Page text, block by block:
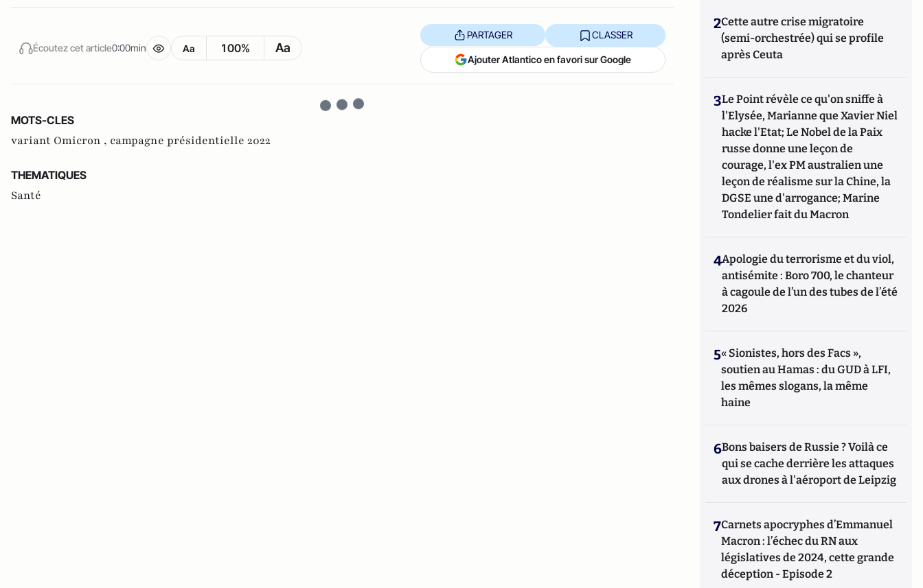
Écoutez cet article0:00min Aa 100% Aa
PARTAGER CLASSER
Ajouter Atlantico en favori sur Google
MOTS-CLES
variant Omicron , campagne présidentielle 2022
THEMATIQUES
Santé
2Cette autre crise migratoire
(semi-orchestrée) qui se profile
après Ceuta
3Le Point révèle ce qu'on sniffe à
l'Elysée, Marianne que Xavier Niel
hacke l'Etat; Le Nobel de la Paix
russe donne une leçon de
courage, l'ex PM australien une
leçon de réalisme sur la Chine, la
DGSE une d'arrogance; Marine
Tondelier fait du Macron
4Apologie du terrorisme et du viol,
antisémite : Boro 700, le chanteur
à cagoule de l’un des tubes de l’été
2026
5« Sionistes, hors des Facs »,
soutien au Hamas : du GUD à LFI,
les mêmes slogans, la même
haine
6Bons baisers de Russie ? Voilà ce
qui se cache derrière les attaques
aux drones à l'aéroport de Leipzig
7Carnets apocryphes d’Emmanuel
Macron : l’échec du RN aux
législatives de 2024, cette grande
déception - Episode 2